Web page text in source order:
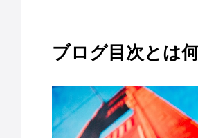
ブログ目次とは